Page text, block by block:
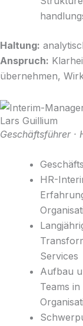
Haltung:
Anspruch:
übernehmen,
Lars Guillium
Geschäftsführer ·
HR-
Services
Aufbau
Teams